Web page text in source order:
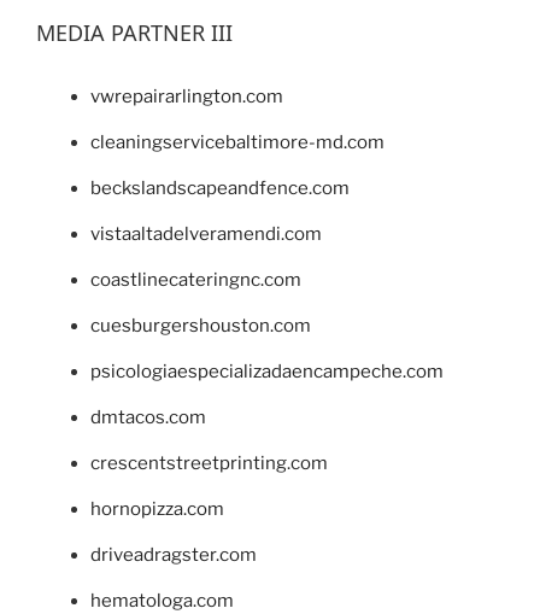
MEDIA PARTNER III
vwrepairarlington.com
cleaningservicebaltimore-md.com
beckslandscapeandfence.com
vistaaltadelveramendi.com
coastlinecateringnc.com
cuesburgershouston.com
psicologiaespecializadaencampeche.com
dmtacos.com
crescentstreetprinting.com
hornopizza.com
driveadragster.com
hematologa.com